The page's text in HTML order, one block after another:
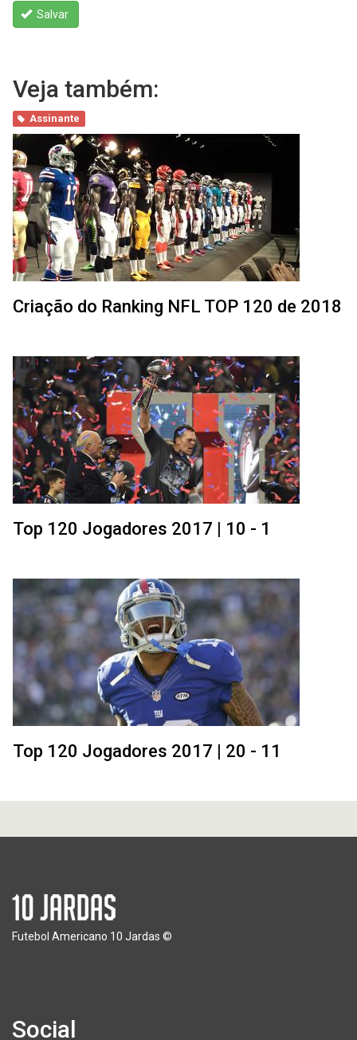
Salvar
Veja também:
Assinante
Criação do Ranking NFL TOP 120 de 2018
Top 120 Jogadores 2017 | 10 - 1
Top 120 Jogadores 2017 | 20 - 11
Futebol Americano 10 Jardas ©
Social